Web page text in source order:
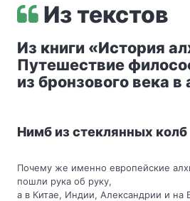
Из текстов
Из книги «История
Путешествие
из бронзового века
Нимб из стеклянных колб
Почему же именно европейские
пошли рука об руку,
а в Китае, Индии, Александрии и на